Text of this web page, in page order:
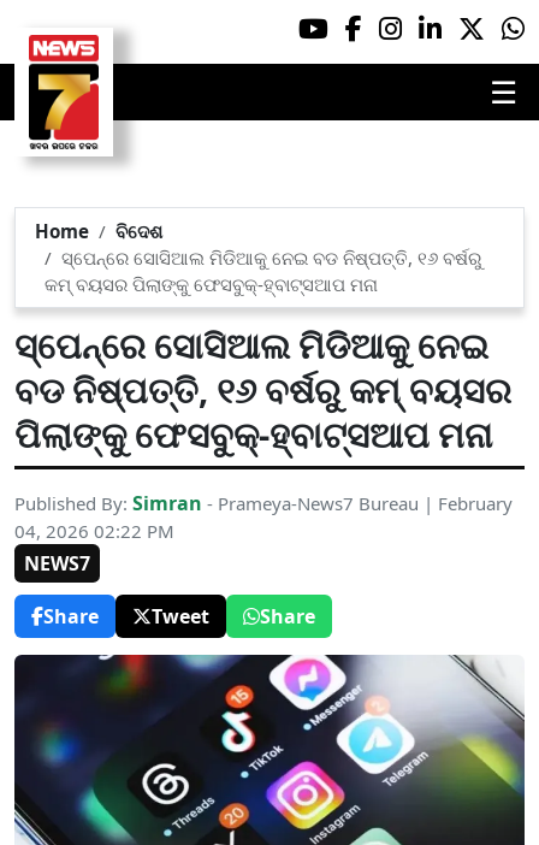
☰
Home
ବିଦେଶ
ସ୍ପେନ୍ରେ ସୋସିଆଲ ମିଡିଆକୁ ନେଇ ବଡ ନିଷ୍ପତ୍ତି, ୧୬ ବର୍ଷରୁ
କମ୍ ବୟସର ପିଲାଙ୍କୁ ଫେସବୁକ୍-ହ୍ବାଟ୍ସଆପ ମନା
ସ୍ପେନ୍ରେ ସୋସିଆଲ ମିଡିଆକୁ ନେଇ
ବଡ ନିଷ୍ପତ୍ତି, ୧୬ ବର୍ଷରୁ କମ୍ ବୟସର
ପିଲାଙ୍କୁ ଫେସବୁକ୍-ହ୍ବାଟ୍ସଆପ ମନା
Published By: Simran - Prameya-News7 Bureau | February
04, 2026 02:22 PM
NEWS7
Share
Tweet Share